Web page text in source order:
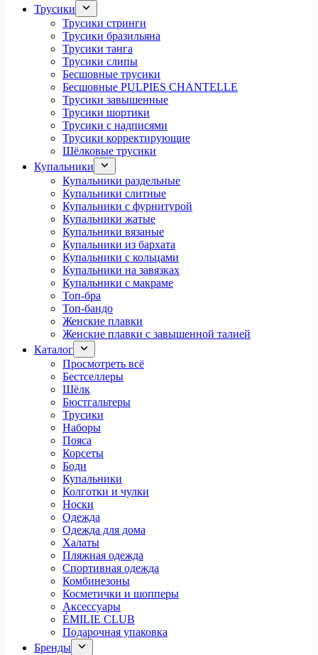
Трусики
Трусики стринги
Трусики бразильяна
Трусики танга
Трусики слипы
Бесшовные трусики
Бесшовные PULPIES CHANTELLE
Трусики завышенные
Трусики шортики
Трусики с надписями
Трусики корректирующие
Шёлковые трусики
Купальники
Купальники раздельные
Купальники слитные
Купальники с фурнитурой
Купальники жатые
Купальники вязаные
Купальники из бархата
Купальники с кольцами
Купальники на завязках
Купальники с макраме
Топ-бра
Топ-бандо
Женские плавки
Женские плавки с завышенной талией
Каталог
Просмотреть всё
Бестселлеры
Шёлк
Бюстгальтеры
Трусики
Наборы
Пояса
Корсеты
Боди
Купальники
Колготки и чулки
Носки
Одежда
Одежда для дома
Халаты
Пляжная одежда
Спортивная одежда
Комбинезоны
Косметички и шопперы
Аксессуары
ÉMILIE CLUB
Подарочная упаковка
Бренды